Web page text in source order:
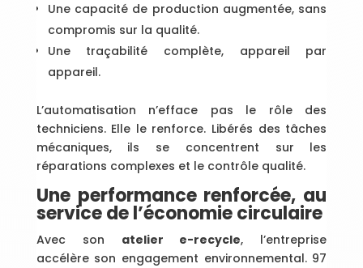
Une capacité de production augmentée, sans
compromis sur la qualité.
Une traçabilité complète, appareil par
appareil.
L’automatisation n’efface pas le rôle des
techniciens. Elle le renforce. Libérés des tâches
mécaniques, ils se concentrent sur les
réparations complexes et le contrôle qualité.
Une performance renforcée, au
service de l’économie circulaire
Avec son atelier e-recycle, l’entreprise
accélère son engagement environnemental. 97